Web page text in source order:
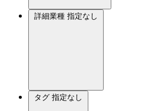
詳細業種 指定なし
タグ 指定なし